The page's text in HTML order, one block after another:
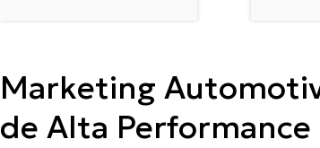
Marketing
de Alta Performance